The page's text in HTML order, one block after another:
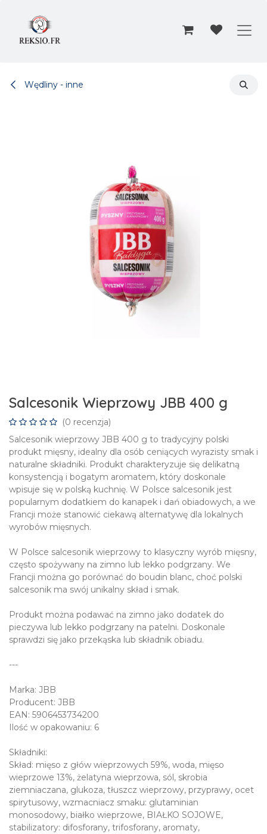
Wędliny - inne
Salcesonik Wieprzowy JBB 400 g
(0 recenzja)
Salcesonik wieprzowy JBB 400 g to tradycyjny polski
produkt mięsny, idealny dla osób ceniących wyrazisty smak i
naturalne składniki. Produkt charakteryzuje się delikatną
konsystencją i bogatym aromatem, który doskonale
wpisuje się w polską kuchnię. W Polsce salcesonik jest
popularnym dodatkiem do kanapek i dań obiadowych, a we
Francji może stanowić ciekawą alternatywę dla lokalnych
wyrobów mięsnych.
W Polsce salcesonik wieprzowy to klasyczny wyrób mięsny,
często spożywany na zimno lub lekko podgrzany. We
Francji można go porównać do boudin blanc, choć polski
salcesonik ma swój unikalny skład i smak.
Produkt można podawać na zimno jako dodatek do
pieczywa lub lekko podgrzany na patelni. Doskonale
sprawdzi się jako przekąska lub składnik obiadu.
---
Marka: JBB
Producent: JBB
EAN: 5906453734200
Ilość w opakowaniu: 6
Składniki:
Skład: mięso z głów wieprzowych 59%, woda, mięso
wieprzowe 13%, żelatyna wieprzowa, sól, skrobia
ziemniaczana, glukoza, tłuszcz wieprzowy, przyprawy, ocet
spirytusowy, wzmacniacz smaku: glutaminian
monosodowy, białko wieprzowe, BIAŁKO SOJOWE,
stabilizatory: difosforany, trifosforany, aromaty,